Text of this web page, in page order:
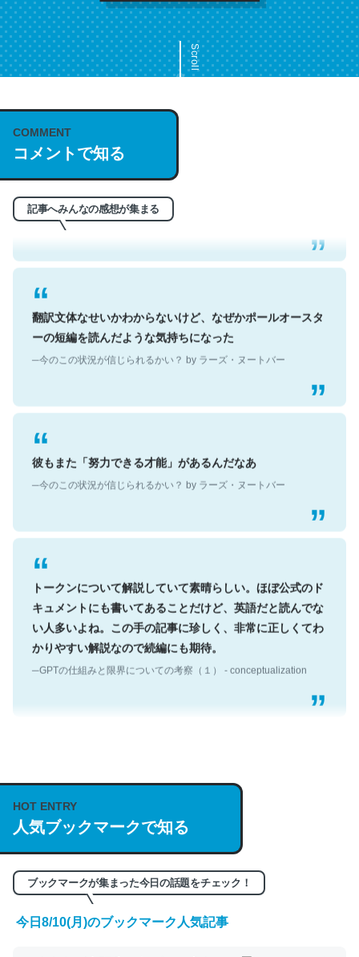
Scroll
COMMENT
コメントで知る
記事へみんなの感想が集まる
これは名文。彼はとてもクレバーなんだろうなと凄く思
う。英語少しでも読める人は原文もお勧め。自分はこの流
─今のこの状況が信じられるかい？ by ラーズ・ヌートバー
翻訳文体なせいかわからないけど、なぜかポールオースタ
ーの短編を読んだような気持ちになった
─今のこの状況が信じられるかい？ by ラーズ・ヌートバー
彼もまた「努力できる才能」があるんだなあ
─今のこの状況が信じられるかい？ by ラーズ・ヌートバー
トークンについて解説していて素晴らしい。ほぼ公式のド
キュメントにも書いてあることだけど、英語だと読んでな
い人多いよね。この手の記事に珍しく、非常に正しくてわ
かりやすい解説なので続編にも期待。
─GPTの仕組みと限界についての考察（１） - conceptualization
説してる記事が少ないので貴重な良記事。/続編来た
https://isobe324649.hatenablog.com/entry/2023/03/27
/064121
─GPTの仕組みと限界についての考察（１） - conceptualization
HOT ENTRY
人気ブックマークで知る
ブックマークが集まった今日の話題をチェック！
今日8/10(月)のブックマーク人気記事